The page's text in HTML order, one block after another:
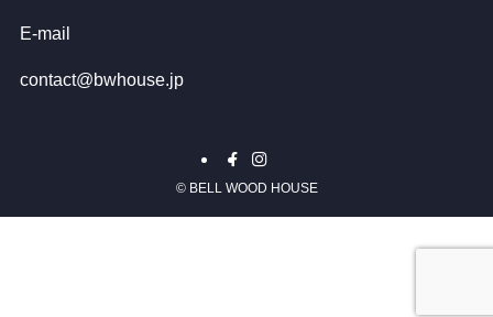
E-mail
contact@bwhouse.jp
©BELL WOOD HOUSE